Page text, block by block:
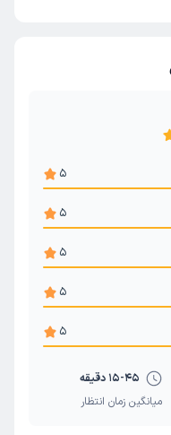
5
5
5
5
5
15-45 دقیقه
میانگین زمان انتظار